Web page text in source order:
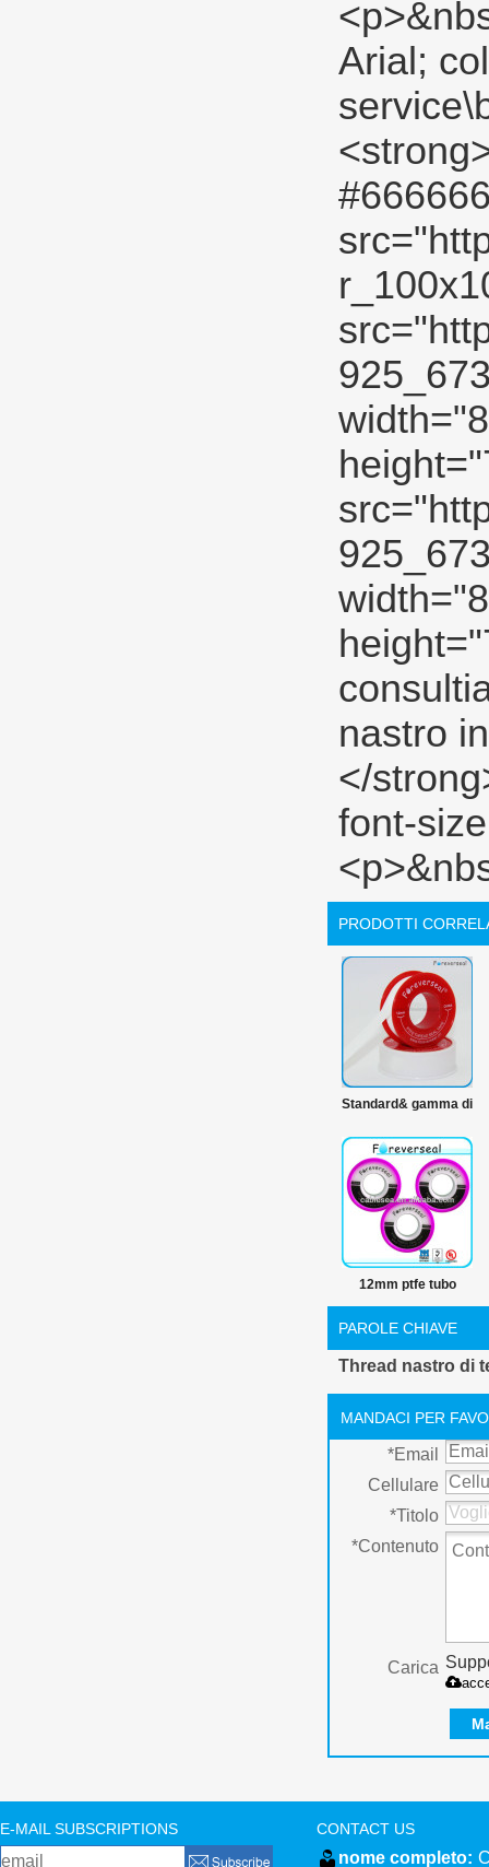
PRODOTTI
Standard& gamma di
prodotti del ptfe
100% ptfe materie
prime nastro in ptfe
12mm ptfe tubo
PAROLE CHIAVE
Thread nastro di
MANDACI PER
*Email
Cellulare
*Titolo
*Contenuto
Carica
E-MAIL SUBSCRIPTIONS CONTACT US
nome completo: